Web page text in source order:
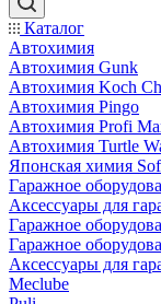
Каталог
Автохимия
Автохимия Gunk
Автохимия Koch
Автохимия Pingo
Автохимия Profi
Автохимия Turtle
Японская химия
Гаражное
Аксессуары для
Гаражное
Гаражное
Аксессуары для
Meclube